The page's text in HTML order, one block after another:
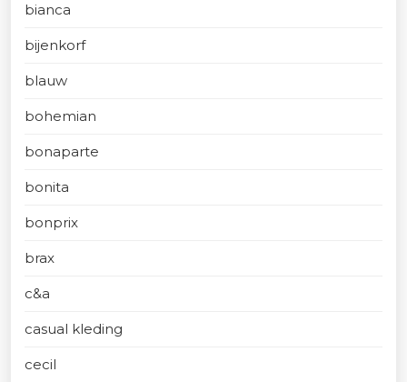
bianca
bijenkorf
blauw
bohemian
bonaparte
bonita
bonprix
brax
c&a
casual kleding
cecil